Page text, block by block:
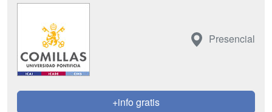
Presencial
+info gratis